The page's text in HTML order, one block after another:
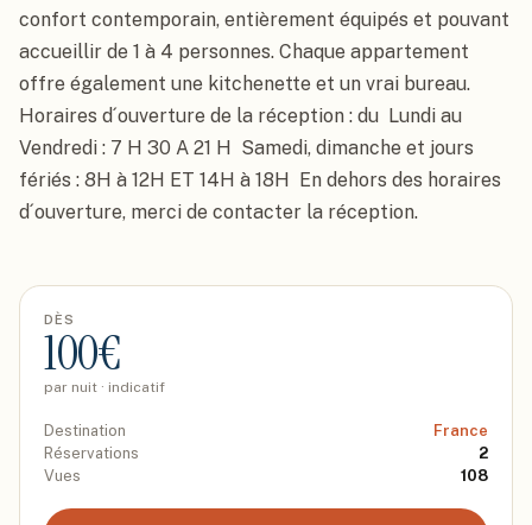
confort contemporain, entièrement équipés et pouvant
accueillir de 1 à 4 personnes. Chaque appartement
offre également une kitchenette et un vrai bureau.
Horaires d´ouverture de la réception : du  Lundi au
Vendredi : 7 H 30 A 21 H  Samedi, dimanche et jours
fériés : 8H à 12H ET 14H à 18H  En dehors des horaires
d´ouverture, merci de contacter la réception.
DÈS
100€
par nuit · indicatif
Destination
France
Réservations
2
Vues
108